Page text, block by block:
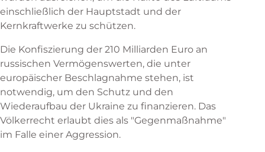
einschließlich der Hauptstadt und der
Kernkraftwerke zu schützen.
Die Konfiszierung der 210 Milliarden Euro an
russischen Vermögenswerten, die unter
europäischer Beschlagnahme stehen, ist
notwendig, um den Schutz und den
Wiederaufbau der Ukraine zu finanzieren. Das
Völkerrecht erlaubt dies als "Gegenmaßnahme"
im Falle einer Aggression.